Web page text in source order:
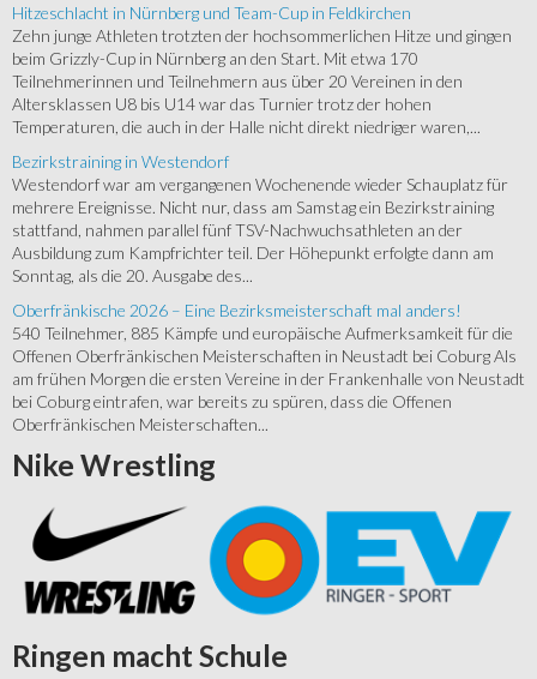
Hitzeschlacht in Nürnberg und Team-Cup in Feldkirchen
Zehn junge Athleten trotzten der hochsommerlichen Hitze und gingen
beim Grizzly-Cup in Nürnberg an den Start. Mit etwa 170
Teilnehmerinnen und Teilnehmern aus über 20 Vereinen in den
Altersklassen U8 bis U14 war das Turnier trotz der hohen
Temperaturen, die auch in der Halle nicht direkt niedriger waren,...
Bezirkstraining in Westendorf
Westendorf war am vergangenen Wochenende wieder Schauplatz für
mehrere Ereignisse. Nicht nur, dass am Samstag ein Bezirkstraining
stattfand, nahmen parallel fünf TSV-Nachwuchsathleten an der
Ausbildung zum Kampfrichter teil. Der Höhepunkt erfolgte dann am
Sonntag, als die 20. Ausgabe des...
Oberfränkische 2026 – Eine Bezirksmeisterschaft mal anders!
540 Teilnehmer, 885 Kämpfe und europäische Aufmerksamkeit für die
Offenen Oberfränkischen Meisterschaften in Neustadt bei Coburg Als
am frühen Morgen die ersten Vereine in der Frankenhalle von Neustadt
bei Coburg eintrafen, war bereits zu spüren, dass die Offenen
Oberfränkischen Meisterschaften...
Nike Wrestling
Ringen macht Schule